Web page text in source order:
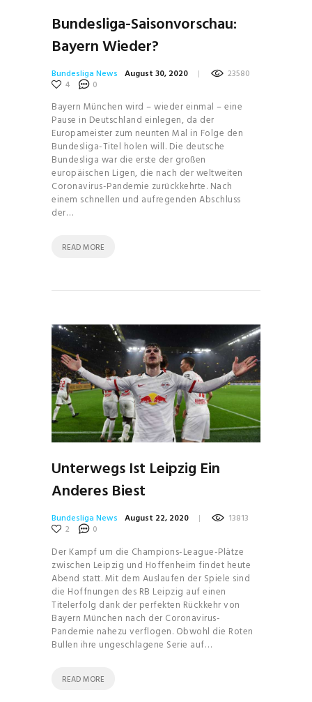
Bundesliga-Saisonvorschau:
Bayern Wieder?
Bundesliga News August 30, 2020
23580
4
0
Bayern München wird – wieder einmal – eine
Pause in Deutschland einlegen, da der
Europameister zum neunten Mal in Folge den
Bundesliga-Titel holen will. Die deutsche
Bundesliga war die erste der großen
europäischen Ligen, die nach der weltweiten
Coronavirus-Pandemie zurückkehrte. Nach
einem schnellen und aufregenden Abschluss
der…
READ MORE
Unterwegs Ist Leipzig Ein
Anderes Biest
Bundesliga News August 22, 2020
13813
2
0
Der Kampf um die Champions-League-Plätze
zwischen Leipzig und Hoffenheim findet heute
Abend statt. Mit dem Auslaufen der Spiele sind
die Hoffnungen des RB Leipzig auf einen
Titelerfolg dank der perfekten Rückkehr von
Bayern München nach der Coronavirus-
Pandemie nahezu verflogen. Obwohl die Roten
Bullen ihre ungeschlagene Serie auf…
READ MORE